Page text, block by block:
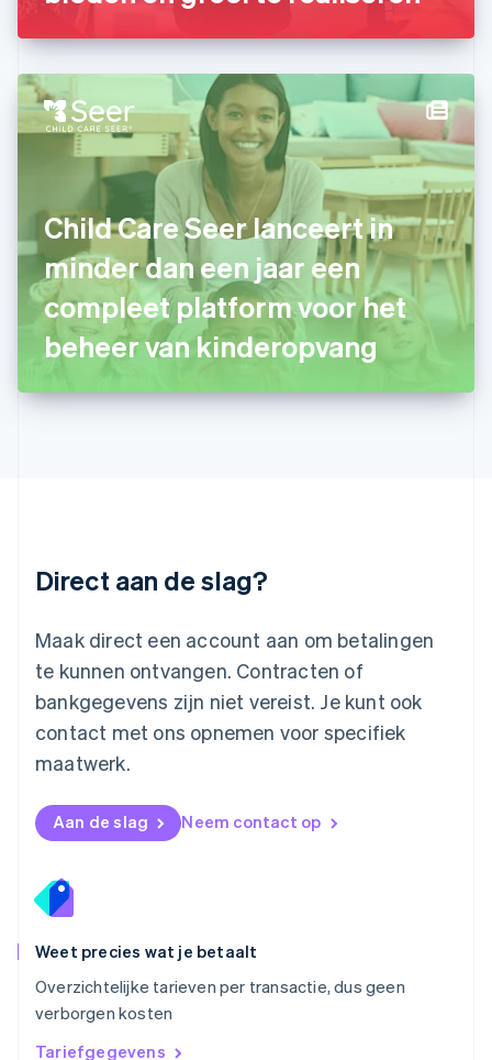
Child Care Seer lanceert in
minder dan een jaar een
compleet platform voor het
beheer van kinderopvang
Direct aan de slag?
Maak direct een account aan om betalingen
te kunnen ontvangen. Contracten of
bankgegevens zijn niet vereist. Je kunt ook
contact met ons opnemen voor specifiek
maatwerk.
Aan de slag Neem contact op
Weet precies wat je betaalt
Overzichtelijke tarieven per transactie, dus geen
verborgen kosten
Tariefgegevens
Hongkong SAR, China
English
India
English
Italiano
Japan
日本語English
Kroatië
EnglishItaliano
Letland
English
Liechtenstein
Litouwen
Mexico
Español English
Nederlands English
Nieuw-Zeeland
English
Noorwegen
English
DeutschEnglish
English
Portugal
Roemenië
English
English简体中文
EnglishItaliano
Slowakije
English